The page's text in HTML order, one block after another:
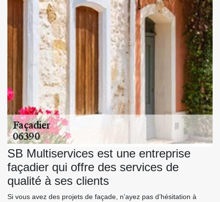
SB Multiservices est une entreprise
façadier qui offre des services de
qualité à ses clients
Si vous avez des projets de façade, n’ayez pas d’hésitation à